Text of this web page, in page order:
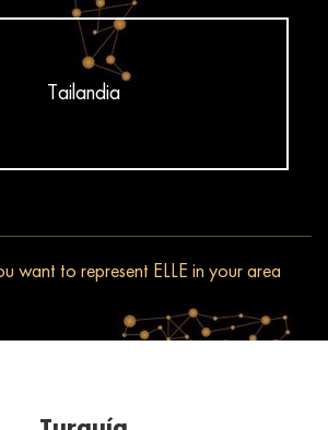
Tailandia
want to represent ELLE in your area